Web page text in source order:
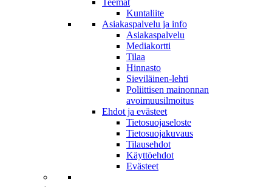
Teemat
Kuntaliite
Asiakaspalvelu ja info
Asiakaspalvelu
Mediakortti
Tilaa
Hinnasto
Sieviläinen-lehti
Poliittisen mainonnan
avoimuusilmoitus
Ehdot ja evästeet
Tietosuojaseloste
Tietosuojakuvaus
Tilausehdot
Käyttöehdot
Evästeet